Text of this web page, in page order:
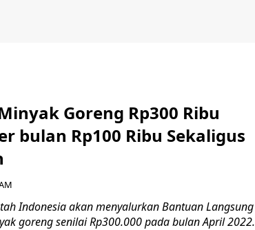
Goreng Rp300 Ribu
bulan Rp100 Ribu Sekaligus
Indonesia akan menyalurkan Bantuan Langsung
goreng senilai Rp300.000 pada bulan April 2022.